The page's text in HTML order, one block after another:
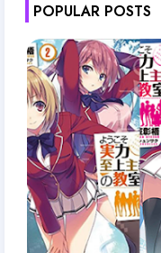
POPULAR POSTS